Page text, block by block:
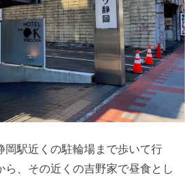
岡駅近くの駐輪場まで歩いて行
ら、その近くの吉野家で昼食とし